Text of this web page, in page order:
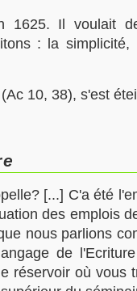
1625. Il voulait
: la simplicité,
10, 38), s'est
[...] C'a été
des emplois
nous parlions
de
réservoir où vous